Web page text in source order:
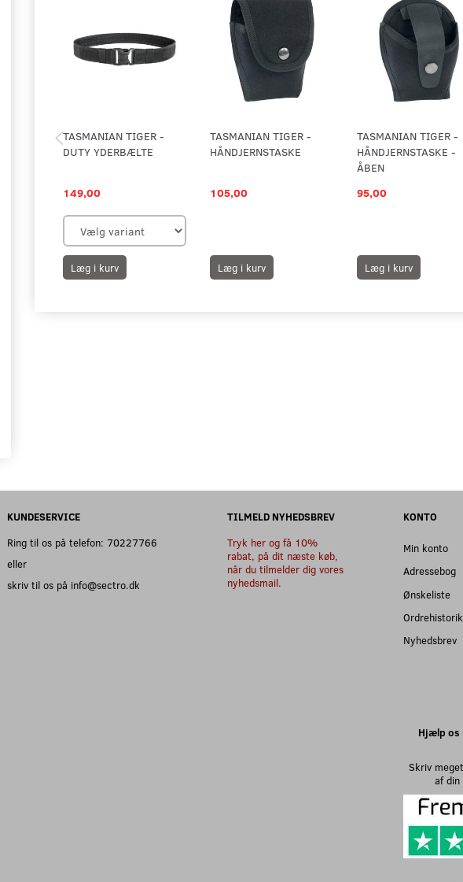
TASMANIAN TIGER -
DUTY YDERBÆLTE
149,00
Læg i kurv
TASMANIAN TIGER -
HÅNDJERNSTASKE
105,00
Læg i kurv
TASMANIAN TIGER -
HÅNDJERNSTASKE -
ÅBEN
95,00
Læg i kurv
KUNDESERVICE
Ring til os på telefon: 70227766
eller
skriv til os på info@sectro.dk
TILMELD NYHEDSBREV
Tryk her og få 10%
rabat, på dit næste køb,
når du tilmelder dig vores
nyhedsmail.
KONTO
Min konto
Adressebog
Ønskeliste
Ordrehistorik
Nyhedsbrev
Hjælp os
Skriv
af